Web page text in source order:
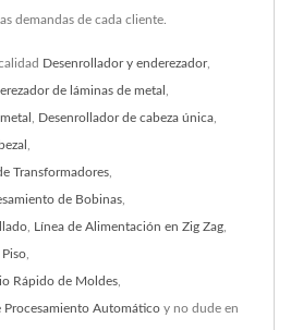
demandas de cada cliente.
Desenrollador y enderezador,
de láminas de metal
Desenrollador de cabeza única
Transformadores
de Bobinas
Línea de Alimentación en Zig Zag
Rápido de Moldes
Procesamiento Automático y no dude en